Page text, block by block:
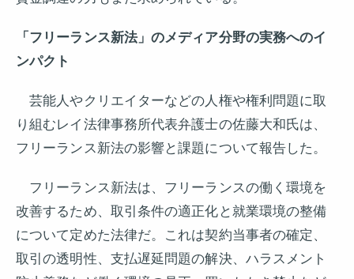
「フリーランス新法」のメディア分野の実務へのイ
ンパクト
芸能人やクリエイターなどの人権や権利問題に取
り組むレイ法律事務所代表弁護士の佐藤大和氏は、
フリーランス新法の影響と課題について報告した。
フリーランス新法は、フリーランスの働く環境を
改善するため、取引条件の適正化と就業環境の整備
について定めた法律だ。これは契約当事者の確定、
取引の透明性、支払遅延問題の解決、ハラスメント